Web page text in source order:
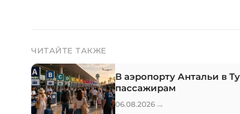
ЧИТАЙТЕ ТАКЖЕ
В аэропорту Антальи в
пассажирам
06.08.2026 →